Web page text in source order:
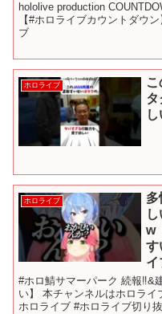
hololive production
【#ホロライブカウントダウ
ブ
ホロライブ
タ
ホロライブ
多
w
す
イ
#ホロ鯖サマーパーク 続報‼&
い】 本チャンネルはホロラ
ホロライブ #ホロライブ切り